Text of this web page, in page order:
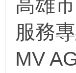
高雄
服務
MV